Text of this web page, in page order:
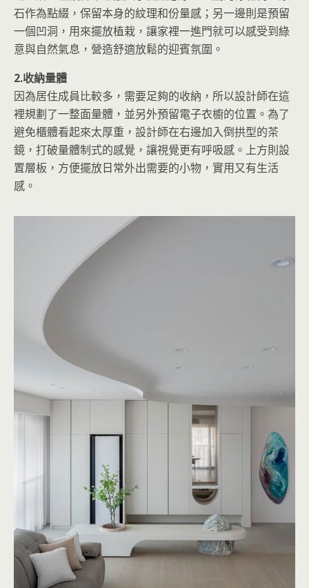
石作為點綴，保留本身的紋理和份量感；另一邊則是預留
一個凹洞，用來擺放植栽，讓家裡一進門就可以感受到綠
意與自然氣息，營造舒適放鬆的迎賓氛圍。
2.收納量體
因為居住成員比較多，需要足夠的收納，所以設計師在這
裡規劃了一整面量體，並另外預留電子衣櫥的位置。為了
避免櫃體看起來太厚重，設計師在右邊加入倒拱型的茶
鏡，打破量體制式的感覺，讓視覺更有呼吸感。上方則設
置層板，方便擺放日常外出需要的小物，實用又有生活
感。